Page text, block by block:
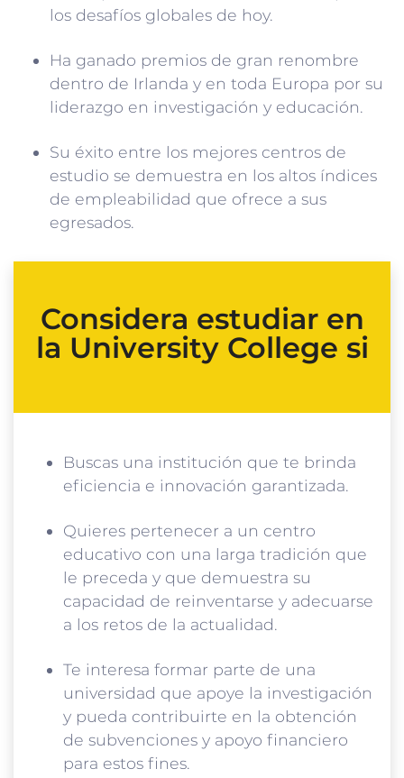
los desafíos globales de hoy.
Ha ganado premios de gran renombre
dentro de Irlanda y en toda Europa por su
liderazgo en investigación y educación.
Su éxito entre los mejores centros de
estudio se demuestra en los altos índices
de empleabilidad que ofrece a sus
egresados.
Considera estudiar en
la University College si
Buscas una institución que te brinda
eficiencia e innovación garantizada.
Quieres pertenecer a un centro
educativo con una larga tradición que
le preceda y que demuestra su
capacidad de reinventarse y adecuarse
a los retos de la actualidad.
Te interesa formar parte de una
universidad que apoye la investigación
y pueda contribuirte en la obtención
de subvenciones y apoyo financiero
para estos fines.